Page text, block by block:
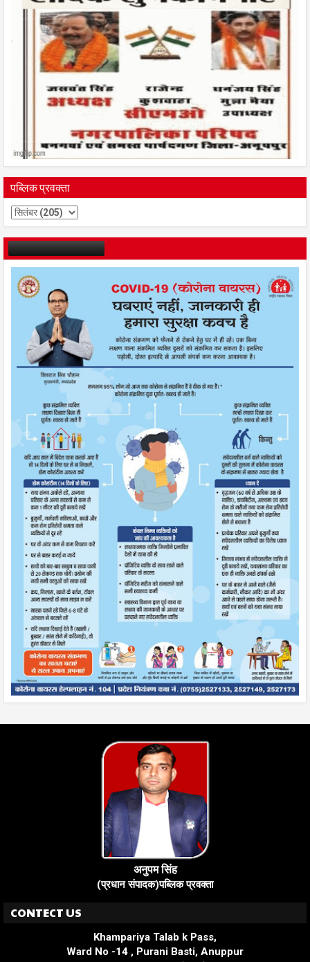
पब्लिक प्रवक्ता
अनुपम सिंह
(प्रधान संपादक)पब्लिक प्रवक्ता
CONTECT US
Khampariya Talab k Pass,
Ward No -14 , Purani Basti, Anuppur